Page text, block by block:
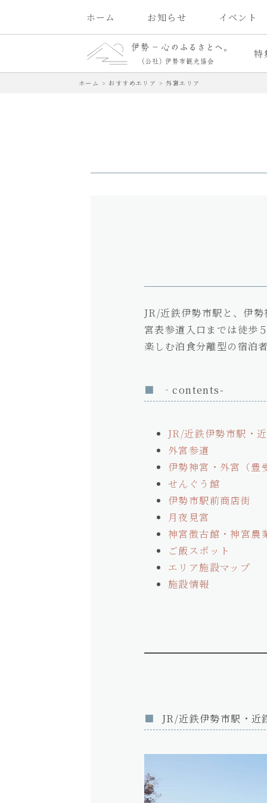
ホーム お知らせ イベント
特
ホーム >おすすめエリア > 外宮エリア
JR/近鉄伊勢市駅と、伊
宮表参道入口までは徒歩
楽しむ泊食分離型の宿泊
‐contents-
JR/近鉄伊勢市駅・
外宮参道
伊勢神宮・外宮（豊
せんぐう館
伊勢市駅前商店街
月夜見宮
神宮徴古館・神宮農
ご飯スポット
エリア施設マップ
施設情報
JR/近鉄伊勢市駅・近